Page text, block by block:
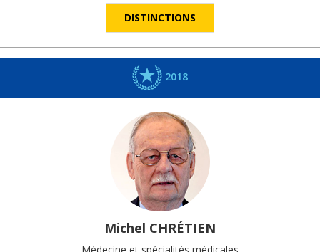
DISTINCTIONS
2018
Michel CHRÉTIEN
Médecine et spécialités médicales